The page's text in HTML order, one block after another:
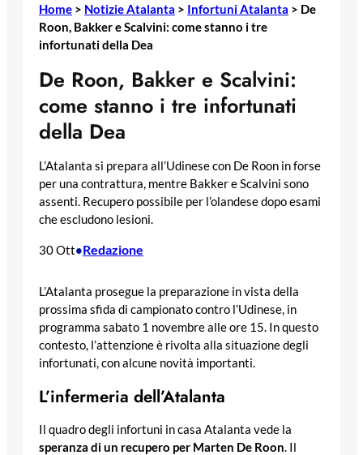
Home > Notizie Atalanta > Infortuni Atalanta > De
Roon, Bakker e Scalvini: come stanno i tre
infortunati della Dea
De Roon, Bakker e Scalvini:
come stanno i tre infortunati
della Dea
L’Atalanta si prepara all’Udinese con De Roon in forse
per una contrattura, mentre Bakker e Scalvini sono
assenti. Recupero possibile per l’olandese dopo esami
che escludono lesioni.
30 Ott•Redazione
L’Atalanta prosegue la preparazione in vista della
prossima sfida di campionato contro l’Udinese, in
programma sabato 1 novembre alle ore 15. In questo
contesto, l’attenzione è rivolta alla situazione degli
infortunati, con alcune novità importanti.
L’infermeria dell’Atalanta
Il quadro degli infortuni in casa Atalanta vede la
speranza di un recupero per Marten De Roon. Il